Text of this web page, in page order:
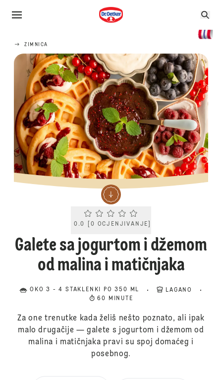
ZIMNICA
Current rating 0.0. Click to rate.
0.0 [0 OCJENJIVANJE
Galete sa jogurtom i džemom
od malina i matičnjaka
OKO 3 - 4 STAKLENKI PO 350 ML
LAGANO
60 MINUTE
Za one trenutke kada želiš nešto poznato, ali ipak
malo drugačije — galete s jogurtom i džemom od
malina i matičnjaka pravi su spoj domaćeg i
posebnog.